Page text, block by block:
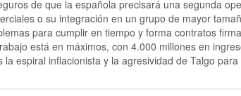
de que la española precisará una segunda
o su integración en un grupo de mayor
para cumplir en tiempo y forma contratos
está en máximos, con 4.000 millones en
espiral inflacionista y la agresividad de Talgo